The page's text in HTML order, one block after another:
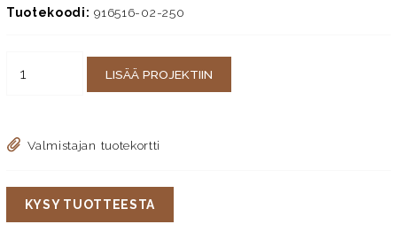
Tuotekoodi: 916516-02-250
LISÄÄ PROJEKTIIN
Valmistajan tuotekortti
KYSY TUOTTEESTA